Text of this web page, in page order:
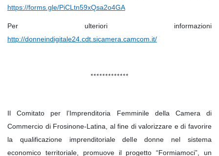
https://forms.gle/PiCLtn59xQsa2o4GA
Per ulteriori informazioni
http://donneindigitale24.cdt.sicamera.camcom.it/
*************
Il Comitato per l’Imprenditoria Femminile della Camera di
Commercio di Frosinone-Latina, al fine di valorizzare e di favorire
la qualificazione imprenditoriale delle donne nel sistema
economico territoriale, promuove il progetto “Formiamoci”, un